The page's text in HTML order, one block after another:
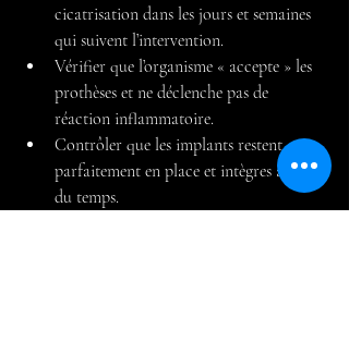
cicatrisation dans les jours et semaines
qui suivent l’intervention.
Vérifier que l’organisme « accepte » les
prothèses et ne déclenche pas de
réaction inflammatoire.
Contrôler que les implants restent
parfaitement en place et intègres au fil
du temps.